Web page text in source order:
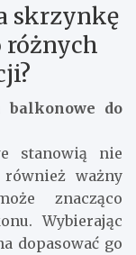
skrzynkę
różnych
balkonowe do
stanowią nie
ważny
znacząco
Wybierając
dopasować go